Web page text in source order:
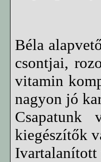
Béla
csontjai,
vitamin
nagyon jó
Csapatunk
kiegészítők
Ivartalanított